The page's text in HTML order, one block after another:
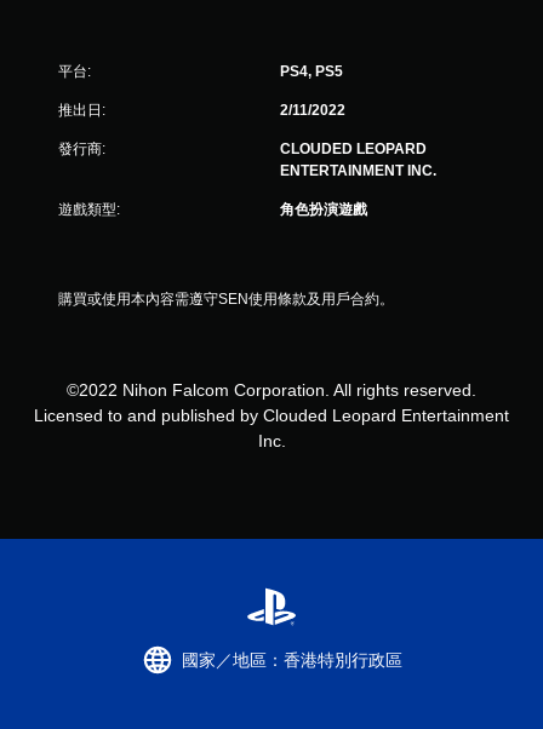
平台: PS4, PS5
推出日: 2/11/2022
發行商:
CLOUDED LEOPARD
ENTERTAINMENT INC.
遊戲類型: 角色扮演遊戲
購買或使用本內容需遵守SEN使用條款及用戶合約。
©2022 Nihon Falcom Corporation. All rights reserved.
Licensed to and published by Clouded Leopard Entertainment
Inc.
國家／地區：香港特別行政區